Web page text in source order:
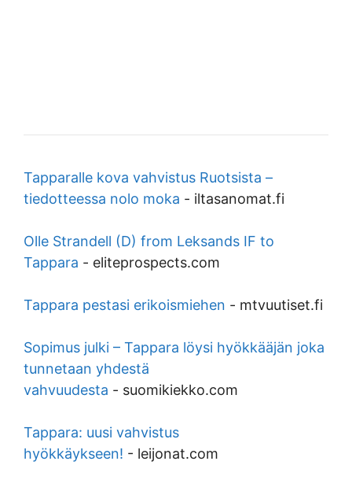
Tapparalle kova vahvistus Ruotsista –
tiedotteessa nolo moka - iltasanomat.fi
Olle Strandell (D) from Leksands IF to
Tappara - eliteprospects.com
Tappara pestasi erikoismiehen - mtvuutiset.fi
Sopimus julki – Tappara löysi hyökkääjän joka
tunnetaan yhdestä
vahvuudesta - suomikiekko.com
Tappara: uusi vahvistus
hyökkäykseen! - leijonat.com